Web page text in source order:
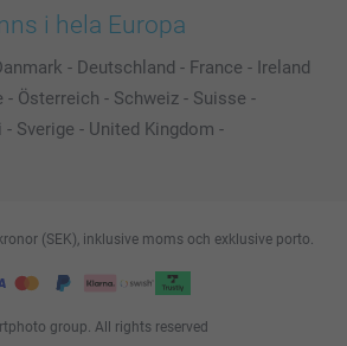
i hela Europa
- Deutschland - France - Ireland
- Österreich - Schweiz - Suisse -
- Sverige - United Kingdom -
group. All rights reserved
(SEK), inklusive moms och exklusive porto.